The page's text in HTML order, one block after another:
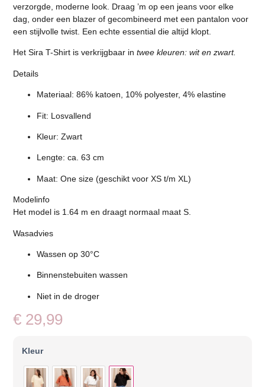
verzorgde, moderne look. Draag ’m op een jeans voor elke
dag, onder een blazer of gecombineerd met een pantalon voor
een stijlvolle twist. Een echte essential die altijd klopt.
Het Sira T-Shirt is verkrijgbaar intwee kleuren: wit en zwart.
Details
Materiaal: 86% katoen, 10% polyester, 4% elastine
Fit: Losvallend
Kleur: Zwart
Lengte: ca. 63 cm
Maat: One size (geschikt voor XS t/m XL)
Modelinfo
Het model is 1.64 m en draagt normaal maat S.
Wasadvies
Wassen op 30°C
Binnenstebuiten wassen
Niet in de droger
€ 29,99
Kleur